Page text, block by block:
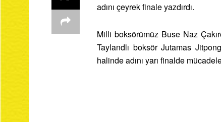
adını çeyrek finale yazdırdı.
Milli boksörümüz Buse Naz
Taylandlı boksör Jutamas
halinde adını yarı finalde